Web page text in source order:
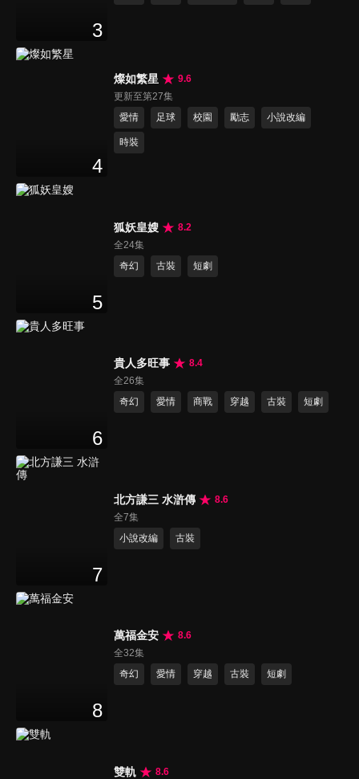
3
4
燦如繁星
9.6
更新至第27集
愛情
足球 校園 勵志 小說改編
時裝
5
狐妖皇嫂
8.2
全24集
奇幻
古裝 短劇
6
貴人多旺事
8.4
全26集
奇幻
愛情 商戰 穿越 古裝 短劇
7
北方謙三 水滸傳
8.6
全7集
小說改編
古裝
8
萬福金安
8.6
全32集
奇幻
愛情 穿越 古裝 短劇
雙軌
8.6